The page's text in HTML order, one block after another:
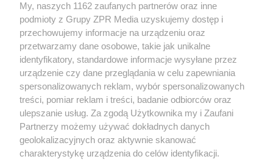
mocuje się na górną powierzchnię konstrukcji w
specjalne przygotowane podcięcia lub za pomocą
metalowych płyt mocujących.
My, naszych 1162 zaufanych partnerów oraz inne
podmioty z Grupy ZPR Media uzyskujemy dostęp i
przechowujemy informacje na urządzeniu oraz
przetwarzamy dane osobowe, takie jak unikalne
identyfikatory, standardowe informacje wysyłane przez
urządzenie czy dane przeglądania w celu zapewniania
spersonalizowanych reklam, wybór spersonalizowanych
treści, pomiar reklam i treści, badanie odbiorców oraz
ulepszanie usług. Za zgodą Użytkownika my i Zaufani
Partnerzy możemy używać dokładnych danych
geolokalizacyjnych oraz aktywnie skanować
charakterystykę urządzenia do celów identyfikacji.